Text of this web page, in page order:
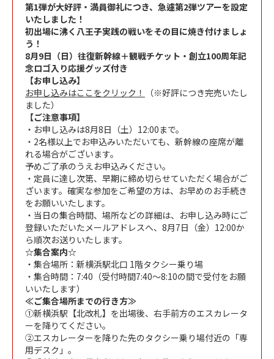
第1弾が大好評・満員御礼につき、急遽第2弾ツアーを設定
いたしました！
初出場に沸く八王子実践の戦いをその目に焼き付けましょ
う！
8月9日（日）往復新幹線＋観戦チケット・創立100周年記
念ロゴ入り応援グッズ付き
【お申し込み】
お申し込みはここをクリック！
（※好評につき完売いたし
ました）
【ご注意事項】
・お申し込みは8月8日（土）12:00まで。
・2名様以上でお申込みいただいても、新幹線の座席が離
れる場合がございます。
予めご了承のうえお申込みください。
・定員に達し次第、早期に締め切らせていただく場合がご
ざいます。確実な参加をご希望の方は、お早めのお手続き
をお願いいたします。
・当日の集合時間、場所などの詳細は、お申し込み時にご
登録いただいたメールアドレスへ、8月7日（金）12:00か
ら順次お送りいたします。
☆集合案内☆
・集合場所：新横浜駅北口 1階タクシー乗り場
・集合時間：7:40（受付時間7:40～8:10の間で受付をお願
いいたします）
≪ご集合場所までの行き方≫
①新横浜駅【北改札】を出場後、右手前方のエスカレータ
ーを降りてください。
②エスカレーターを降りた先のタクシー乗り場付近の「専
用デスク」。